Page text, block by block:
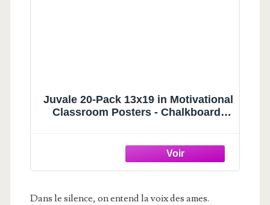
Juvale 20-Pack 13x19 in Motivational
Classroom Posters - Chalkboard-
Supplies for Teachers, Growth
Mindset Posters
Dans le silence, on entend la voix des ames.